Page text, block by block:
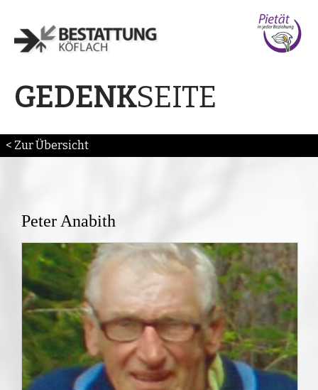
GEDENKSEITE
< Zur Übersicht
Peter Anabith